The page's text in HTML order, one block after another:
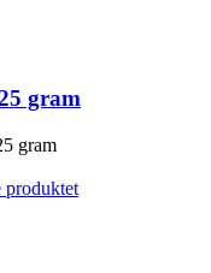
gram
gram
produktet